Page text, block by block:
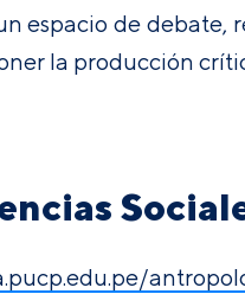
espacio de
la producción